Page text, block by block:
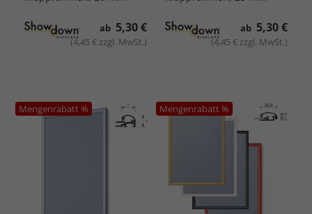
ab 5,30 €
(4,45 € zzgl. MwSt.)
ab 5,30 €
(4,45 € zzgl. MwSt.)
Mengenrabatt % Mengenrabatt %